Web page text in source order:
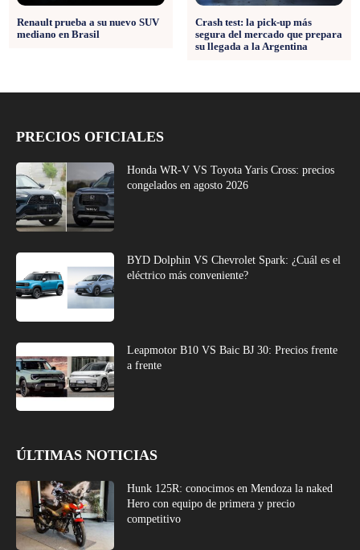
Renault prueba a su nuevo SUV
mediano en Brasil
Crash test: la pick-up más
segura del mercado que prepara
su llegada a la Argentina
PRECIOS OFICIALES
Honda WR-V VS Toyota Yaris Cross: precios
congelados en agosto 2026
BYD Dolphin VS Chevrolet Spark: ¿Cuál es el
eléctrico más conveniente?
Leapmotor B10 VS Baic BJ 30: Precios frente
a frente
ÚLTIMAS NOTICIAS
Hunk 125R: conocimos en Mendoza la naked
Hero con equipo de primera y precio
competitivo